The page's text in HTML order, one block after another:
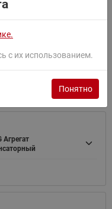
с их использованием.
Понятно